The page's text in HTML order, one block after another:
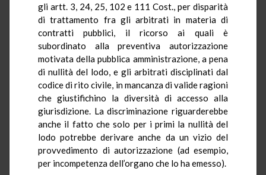
gli artt. 3, 24, 25, 102 e 111 Cost., per disparità
di trattamento fra gli arbitrati in materia di
contratti pubblici, il ricorso ai quali è
subordinato alla preventiva autorizzazione
motivata della pubblica amministrazione, a pena
di nullità del lodo, e gli arbitrati disciplinati dal
codice di rito civile, in mancanza di valide ragioni
che giustifichino la diversità di accesso alla
giurisdizione. La discriminazione riguarderebbe
anche il fatto che solo per i primi la nullità del
lodo potrebbe derivare anche da un vizio del
provvedimento di autorizzazione (ad esempio,
per incompetenza dell’organo che lo ha emesso).